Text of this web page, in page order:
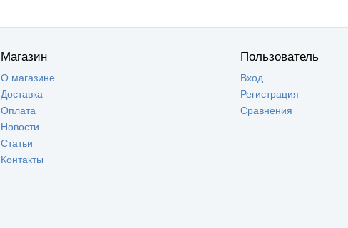
Магазин
О магазине
Доставка
Оплата
Новости
Статьи
Контакты
Пользователь
Вход
Регистрация
Сравнения